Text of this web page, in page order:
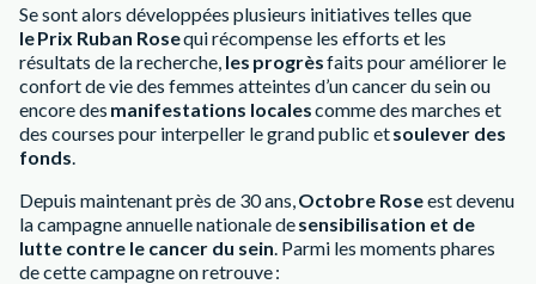
Se sont alors développées plusieurs initiatives telles que
le Prix Ruban Rosequi récompense les efforts et les
résultats de la recherche, les progrèsfaits pour améliorer le
confort de vie des femmes atteintes d’un cancer du sein ou
encore des manifestations localescomme des marches et
des courses pour interpeller le grand public etsoulever des
fonds
Depuis maintenant près de 30 ans, Octobre Roseest devenu
la campagne annuelle nationale desensibilisation et de
lutte contre le cancer du sein . Parmi les moments phares
de cette campagne on retrouve :